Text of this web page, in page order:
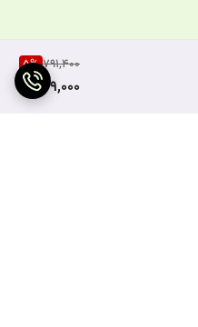
791,400
5%
749,000